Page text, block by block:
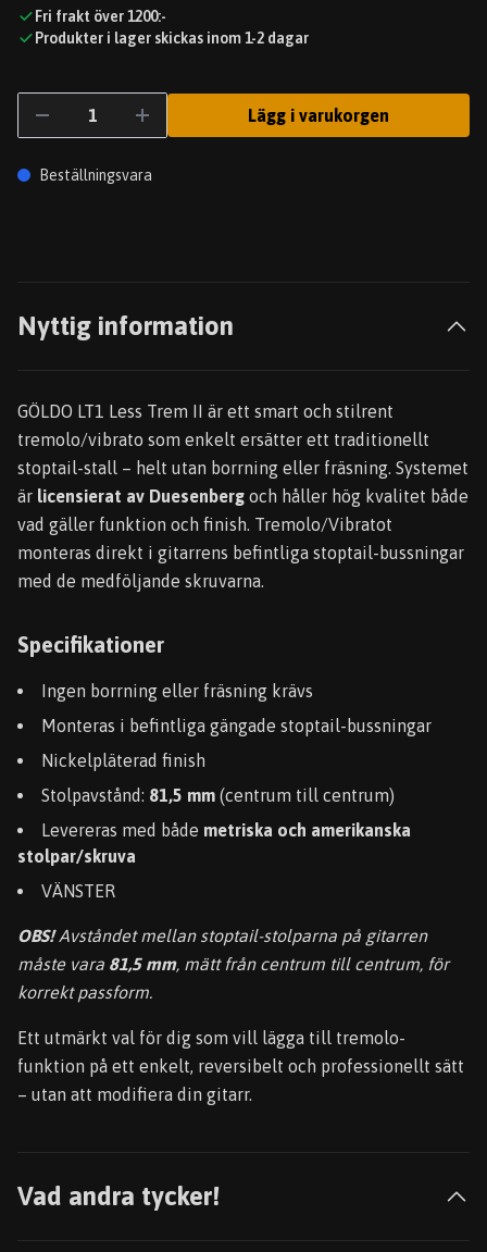
Fri frakt över 1200:-
Produkter i lager skickas inom 1-2 dagar
Lägg i varukorgen
Beställningsvara
Nyttig information
GÖLDO LT1 Less Trem II är ett smart och stilrent
tremolo/vibrato som enkelt ersätter ett traditionellt
stoptail-stall – helt utan borrning eller fräsning. Systemet
är licensierat av Duesenberg och håller hög kvalitet både
vad gäller funktion och finish. Tremolo/Vibratot
monteras direkt i gitarrens befintliga stoptail-bussningar
med de medföljande skruvarna.
Specifikationer
Ingen borrning eller fräsning krävs
Monteras i befintliga gängade stoptail-bussningar
Nickelpläterad finish
Stolpavstånd: 81,5 mm (centrum till centrum)
Levereras med både metriska och amerikanska
stolpar/skruva
VÄNSTER
OBS!Avståndet mellan stoptail-stolparna på gitarren
måste vara 81,5 mm, mätt från centrum till centrum, för
korrekt passform.
Ett utmärkt val för dig som vill lägga till tremolo-
funktion på ett enkelt, reversibelt och professionellt sätt
– utan att modifiera din gitarr.
Vad andra tycker!